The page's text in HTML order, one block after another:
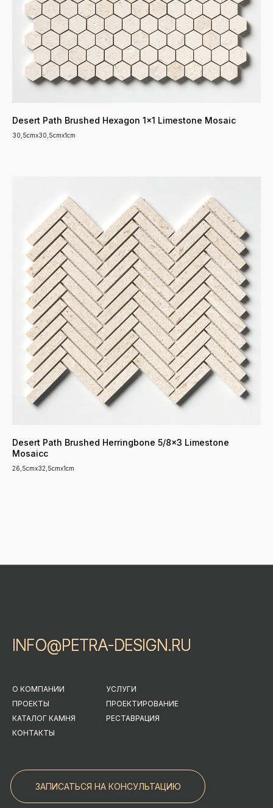
Desert Path Brushed Hexagon 1x1 Limestone Mosaic
30,5cmx30,5cmx1cm
Desert Path Brushed Herringbone 5/8x3 Limestone
Mosaicc
26,5cmx32,5cmx1cm
INFO@PETRA-DESIGN.RU
INFO@PETRA-DESIGN.RU
ЗАПИСАТЬСЯ НА КОНСУЛЬТАЦИЮ
РЕСТАВРАЦИЯ
ПРОЕКТИРОВАНИЕ
КАТАЛОГ КАМНЯ
КОНТАКТЫ
ПРОЕКТЫ
УСЛУГИ
О КОМПАНИИ